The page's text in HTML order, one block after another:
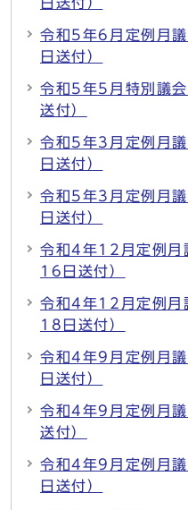
日送付）
令和5年6月定例月
日送付）
令和5年5月特別議
送付）
令和5年3月定例月
日送付）
令和5年3月定例月
日送付）
令和4年12月定例月
16日送付）
令和4年12月定例月
18日送付）
令和4年9月定例月
日送付）
令和4年9月定例月
送付）
令和4年9月定例月
日送付）